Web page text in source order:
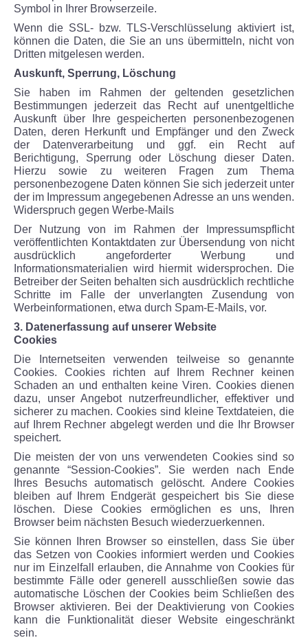
Symbol in Ihrer Browserzeile.
Wenn die SSL- bzw. TLS-Verschlüsselung aktiviert ist,
können die Daten, die Sie an uns übermitteln, nicht von
Dritten mitgelesen werden.
Auskunft, Sperrung, Löschung
Sie haben im Rahmen der geltenden gesetzlichen
Bestimmungen jederzeit das Recht auf unentgeltliche
Auskunft über Ihre gespeicherten personenbezogenen
Daten, deren Herkunft und Empfänger und den Zweck
der Datenverarbeitung und ggf. ein Recht auf
Berichtigung, Sperrung oder Löschung dieser Daten.
Hierzu sowie zu weiteren Fragen zum Thema
personenbezogene Daten können Sie sich jederzeit unter
der im Impressum angegebenen Adresse an uns wenden.
Widerspruch gegen Werbe-Mails
Der Nutzung von im Rahmen der Impressumspflicht
veröffentlichten Kontaktdaten zur Übersendung von nicht
ausdrücklich angeforderter Werbung und
Informationsmaterialien wird hiermit widersprochen. Die
Betreiber der Seiten behalten sich ausdrücklich rechtliche
Schritte im Falle der unverlangten Zusendung von
Werbeinformationen, etwa durch Spam-E-Mails, vor.
3. Datenerfassung auf unserer Website
Cookies
Die Internetseiten verwenden teilweise so genannte
Cookies. Cookies richten auf Ihrem Rechner keinen
Schaden an und enthalten keine Viren. Cookies dienen
dazu, unser Angebot nutzerfreundlicher, effektiver und
sicherer zu machen. Cookies sind kleine Textdateien, die
auf Ihrem Rechner abgelegt werden und die Ihr Browser
speichert.
Die meisten der von uns verwendeten Cookies sind so
genannte “Session-Cookies”. Sie werden nach Ende
Ihres Besuchs automatisch gelöscht. Andere Cookies
bleiben auf Ihrem Endgerät gespeichert bis Sie diese
löschen. Diese Cookies ermöglichen es uns, Ihren
Browser beim nächsten Besuch wiederzuerkennen.
Sie können Ihren Browser so einstellen, dass Sie über
das Setzen von Cookies informiert werden und Cookies
nur im Einzelfall erlauben, die Annahme von Cookies für
bestimmte Fälle oder generell ausschließen sowie das
automatische Löschen der Cookies beim Schließen des
Browser aktivieren. Bei der Deaktivierung von Cookies
kann die Funktionalität dieser Website eingeschränkt
sein.